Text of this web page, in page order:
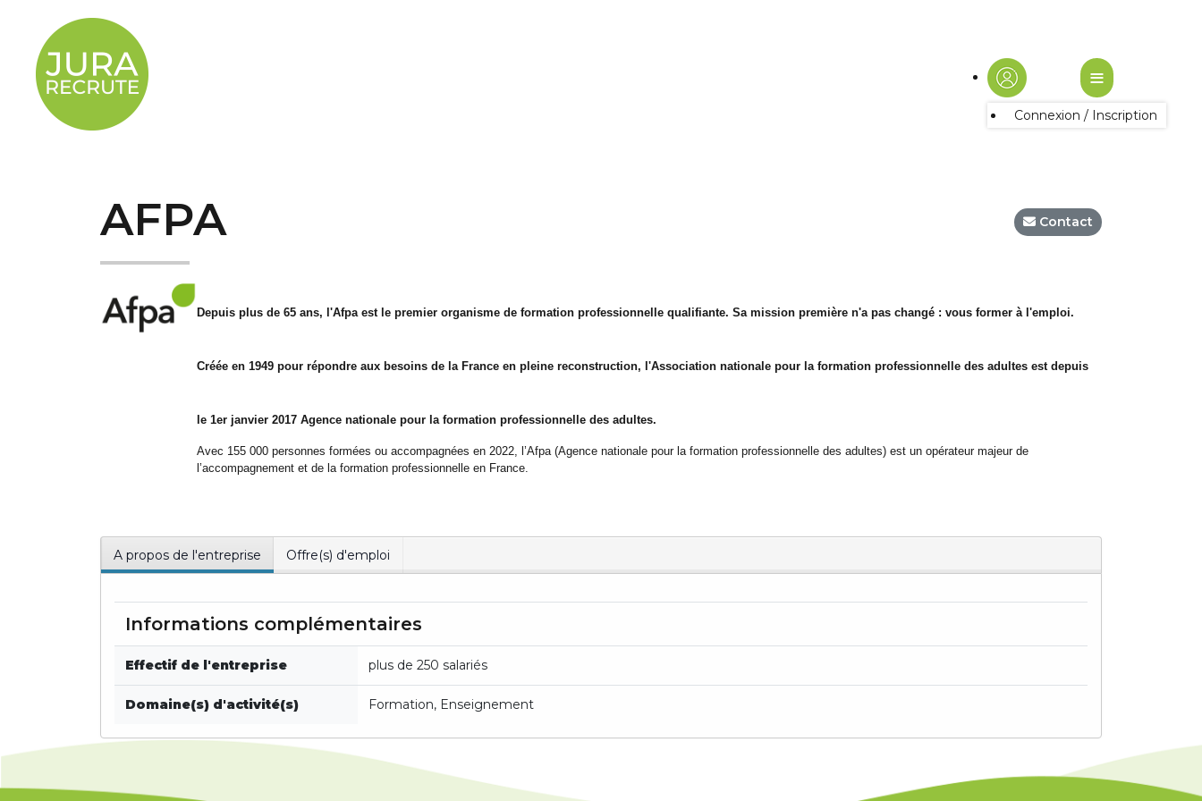
≡
Connexion / Inscription
AFPA Contact
Depuis plus de 65 ans, l'Afpa est le premier organisme de formation professionnelle qualifiante. Sa mission première n'a pas changé : vous former à l'emploi.
Créée en 1949 pour répondre aux besoins de la France en pleine reconstruction, l'Association nationale pour la formation professionnelle des adultes est depuis
le 1er janvier 2017 Agence nationale pour la formation professionnelle des adultes.
Avec 155 000 personnes formées ou accompagnées en 2022, l’Afpa (Agence nationale pour la formation professionnelle des adultes) est un opérateur majeur de
l’accompagnement et de la formation professionnelle en France.
A propos de l'entreprise Offre(s) d'emploi
Informations complémentaires
Effectif de l'entreprise plus de 250 salariés
Domaine(s) d'activité(s) Formation, Enseignement